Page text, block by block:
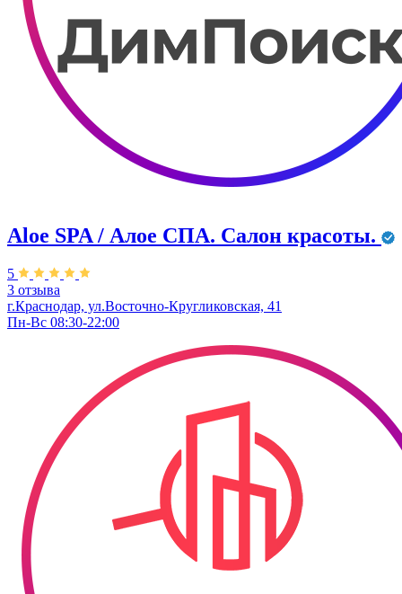
Aloe SPA / Алое СПА. Салон красоты.
5
3 отзыва
г.Краснодар, ул.Восточно-Кругликовская, 41
Пн-Вс 08:30-22:00